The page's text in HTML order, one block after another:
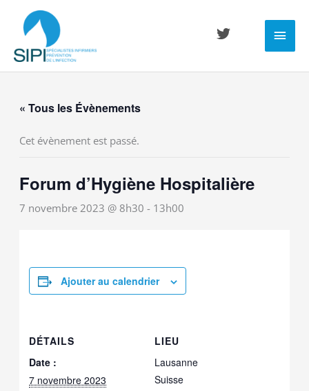
contenu
« Tous les Évènements
Cet évènement est passé.
Forum d’Hygiène Hospitalière
7 novembre 2023 @ 8h30 - 13h00
Ajouter au calendrier
DÉTAILS
Date :
7 novembre 2023
LIEU
Lausanne
Suisse